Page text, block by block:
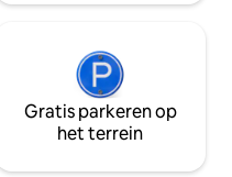
Gratis parkeren op
het terrein